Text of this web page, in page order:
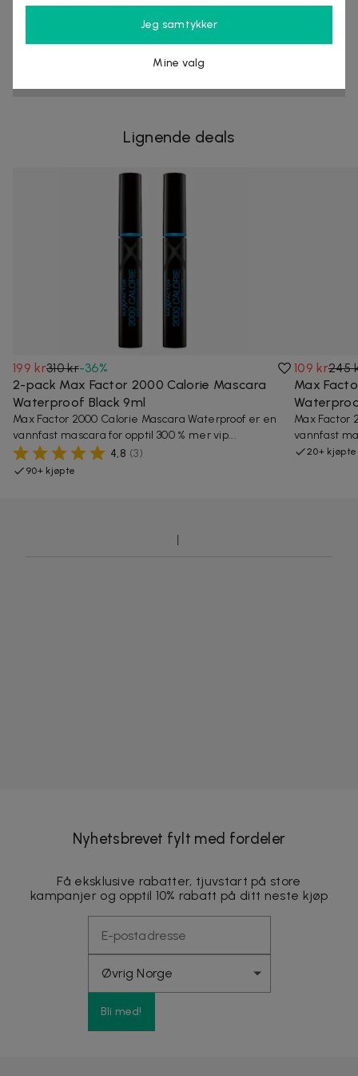
Organisasjonsnummer
556797-9819
Lignende deals
199 kr310 kr-36%
2-pack Max Factor 2000 Calorie Mascara
Waterproof Black 9ml
Max Factor 2000 Calorie Mascara Waterproof er en
vannfast mascara for opptil 300 % mer vip...
4,8 (3)
90+ kjøpte
109 kr245
Max
Max Factor
vannfast
20+ kjøpte
Nyhetsbrevet fylt med fordeler
Få eksklusive rabatter, tjuvstart på store
kampanjer og opptil 10% rabatt på ditt neste kjøp
Bli med!
Jeg samtykker
Mine valg